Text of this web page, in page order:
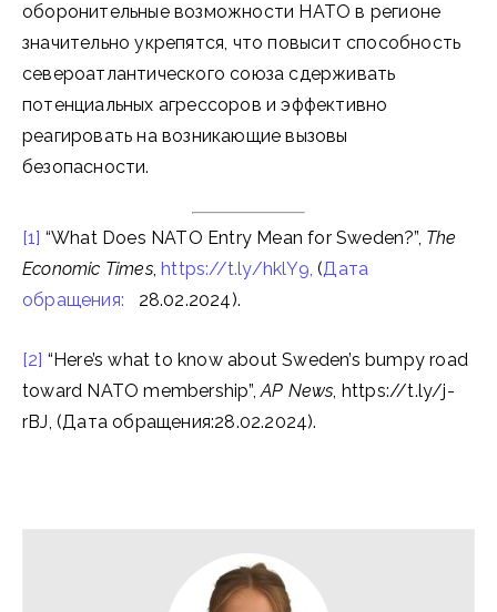
оборонительные возможности НАТО в регионе
значительно укрепятся, что повысит способность
североатлантического союза сдерживать
потенциальных агрессоров и эффективно
реагировать на возникающие вызовы
безопасности.
[1] “What Does NATO Entry Mean for Sweden?”, The
Economic Times,https://t.ly/hklY9,(Дата
обращения: 28.02.2024).
[2] “Here’s what to know about Sweden’s bumpy road
toward NATO membership”,AP News, https://t.ly/j-
rBJ, (Дата обращения:28.02.2024).